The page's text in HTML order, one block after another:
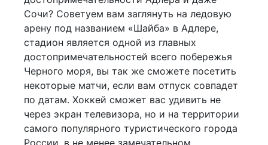
Сочи? Советуем вам заглянуть на ледовую
арену под названием «Шайба» в Адлере,
стадион является одной из главных
достопримечательностей всего побережья
Черного моря, вы так же сможете посетить
некоторые матчи, если вам отпуск совпадет
по датам. Хоккей сможет вас удивить не
через экран телевизора, но и на территории
самого популярного туристического города
России, в не менее замечательном